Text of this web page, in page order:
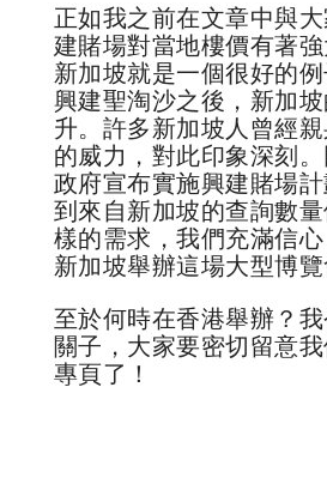
正如我之前在文章中與
建賭場對當地樓價有著強
新加坡就是一個很好的
興建聖淘沙之後，新加
升。許多新加坡人曾經
的威力，對此印象深刻
政府宣布實施興建賭場
到來自新加坡的查詢數
樣的需求，我們充滿信
新加坡舉辦這場大型博覽
至於何時在香港舉辦？
關子，大家要密切留意
專頁了！